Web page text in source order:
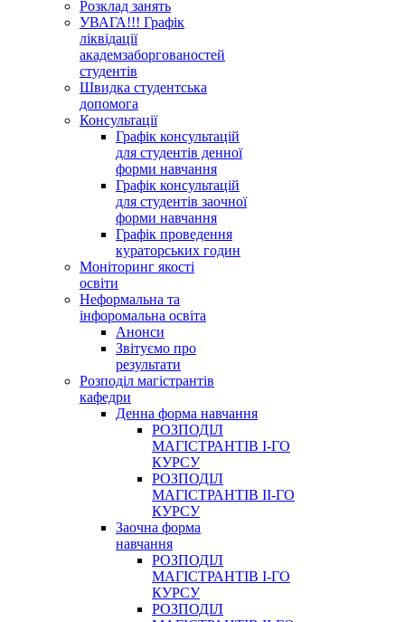
Розклад занять
УВАГА!!! Графік
ліквідації
академзаборгованостей
студентів
Швидка студентська
допомога
Консультації
Графік консультацій
для студентів денної
форми навчання
Графік консультацій
для студентів заочної
форми навчання
Графік проведення
кураторських годин
Моніторинг якості
освіти
Неформальна та
інфоромальна освіта
Анонси
Звітуємо про
результати
Розподіл магістрантів
кафедри
Денна форма навчання
РОЗПОДІЛ
МАГІСТРАНТІВ І-ГО
КУРСУ
РОЗПОДІЛ
МАГІСТРАНТІВ ІІ-ГО
КУРСУ
Заочна форма
навчання
РОЗПОДІЛ
МАГІСТРАНТІВ І-ГО
КУРСУ
РОЗПОДІЛ